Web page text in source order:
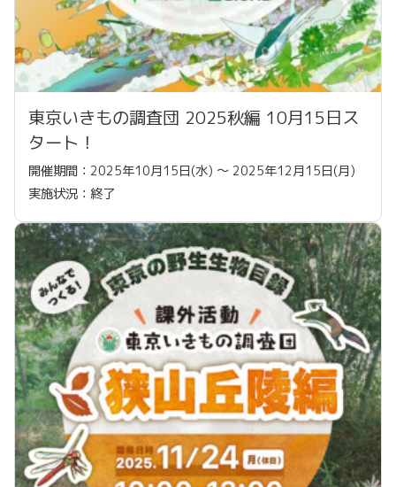
東京いきもの調査団 2025秋編 10月15日ス
タート！
開催期間：2025年10月15日(水) 〜 2025年12月15日(月)
実施状況：終了